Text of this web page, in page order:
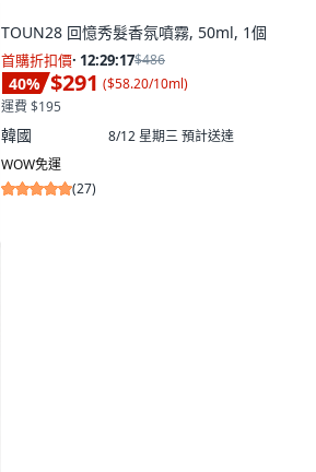
TOUN28 回憶秀髮香氛噴霧, 50ml, 1個
首購折扣價· 12:29:15$486
40% $291 ($58.20/10ml)
運費 $195
韓國 8/12 星期三預計送達
WOW免運
(27)